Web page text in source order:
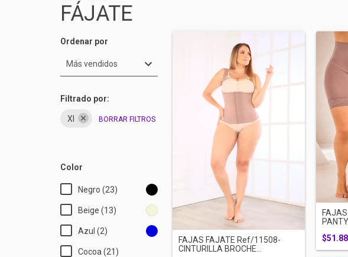
FÁJATE
Ordenar por
Filtrado por:
Xl BORRAR FILTROS
Color
Negro (23)
Beige (13)
Azul (2)
Cocoa (21)
FAJAS FAJATE Ref/11508-
CINTURILLA BROCHE...